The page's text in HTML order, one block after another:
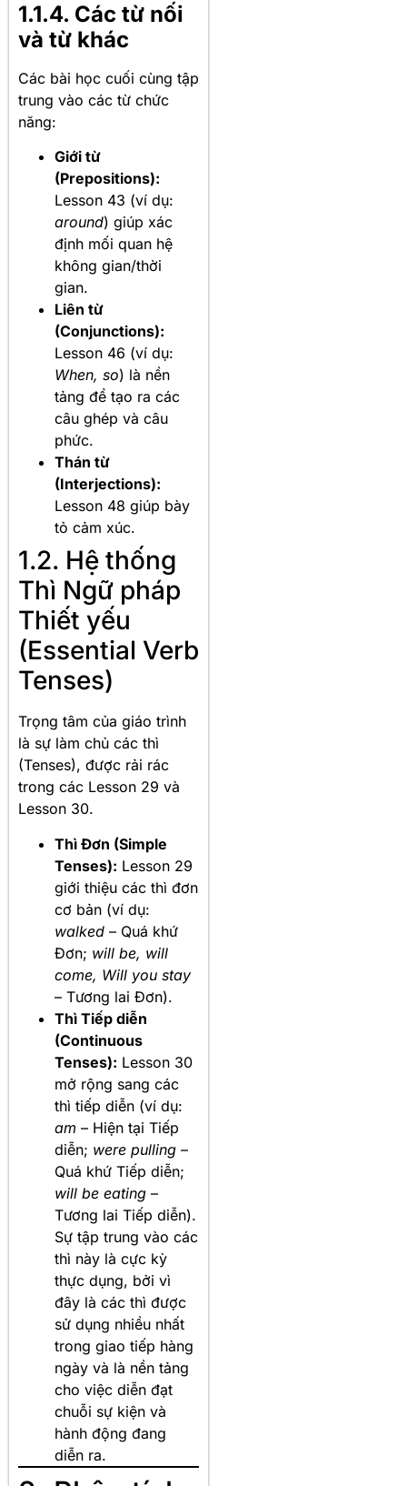
1.1.4. Các từ nối
và từ khác
Các bài học cuối cùng tập
trung vào các từ chức
năng:
Giới từ
(Prepositions):
Lesson 43 (ví dụ:
around) giúp xác
định mối quan hệ
không gian/thời
gian.
Liên từ
(Conjunctions):
Lesson 46 (ví dụ:
When, so) là nền
tảng để tạo ra các
câu ghép và câu
phức.
Thán từ
(Interjections):
Lesson 48 giúp bày
tỏ cảm xúc.
1.2. Hệ thống
Thì Ngữ pháp
Thiết yếu
(Essential Verb
Tenses)
Trọng tâm của giáo trình
là sự làm chủ các thì
(Tenses), được rải rác
trong các Lesson 29 và
Lesson 30.
Thì Đơn (Simple
Tenses): Lesson 29
giới thiệu các thì đơn
cơ bản (ví dụ:
walked – Quá khứ
Đơn; will be, will
come, Will you stay
– Tương lai Đơn).
Thì Tiếp diễn
(Continuous
Tenses): Lesson 30
mở rộng sang các
thì tiếp diễn (ví dụ:
am – Hiện tại Tiếp
diễn; were pulling –
Quá khứ Tiếp diễn;
will be eating –
Tương lai Tiếp diễn).
Sự tập trung vào các
thì này là cực kỳ
thực dụng, bởi vì
đây là các thì được
sử dụng nhiều nhất
trong giao tiếp hàng
ngày và là nền tảng
cho việc diễn đạt
chuỗi sự kiện và
hành động đang
diễn ra.